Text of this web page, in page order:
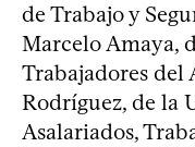
de Trabajo y
Marcelo Amaya,
Trabajadores del
Rodríguez, de la
Asalariados,